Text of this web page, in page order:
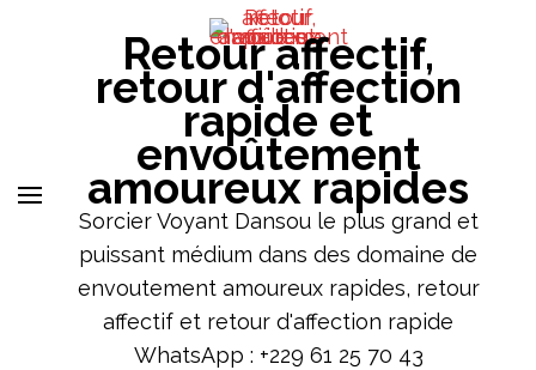
Retour affectif,
retour d'affection
rapide et
envoûtement
amoureux rapides
Sorcier Voyant Dansou le plus grand et
puissant médium dans des domaine de
envoutement amoureux rapides, retour
affectif et retour d'affection rapide
WhatsApp : +229 61 25 70 43